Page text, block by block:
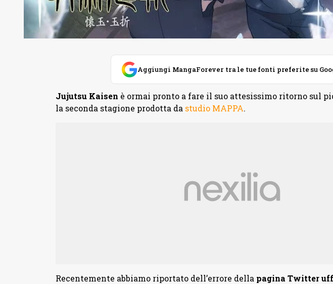
Aggiungi MangaForever tra le tue fonti preferite su
Jujutsu Kaisen è ormai pronto a fare il suo attesissimo ritorno sul
la seconda stagione prodotta da studio MAPPA.
Recentemente abbiamo riportato dell’errore della pagina Twitter